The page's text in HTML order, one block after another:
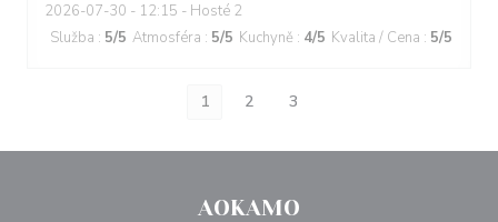
2026-07-30 - 12:15 - Hosté 2
Služba : 5/5 Atmosféra : 5/5 Kuchyně : 4/5 Kvalita / Cena : 5/5
1 2 3
AOKAMO